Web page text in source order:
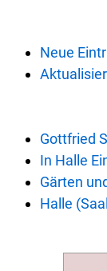
Neue
Gottfried
In Halle
Gärten
Halle